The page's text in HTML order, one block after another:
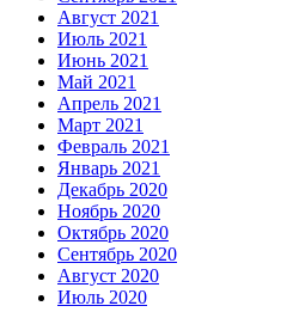
Август 2021
Июль 2021
Июнь 2021
Май 2021
Апрель 2021
Март 2021
Февраль 2021
Январь 2021
Декабрь 2020
Ноябрь 2020
Октябрь 2020
Сентябрь 2020
Август 2020
Июль 2020